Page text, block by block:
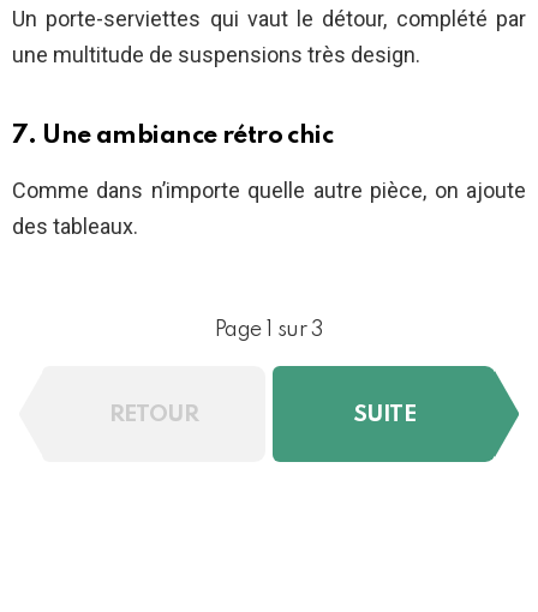
Un porte-serviettes qui vaut le détour, complété par
une multitude de suspensions très design.
7. Une ambiance rétro chic
Comme dans n’importe quelle autre pièce, on ajoute
des tableaux.
Page 1 sur 3
RETOUR SUITE